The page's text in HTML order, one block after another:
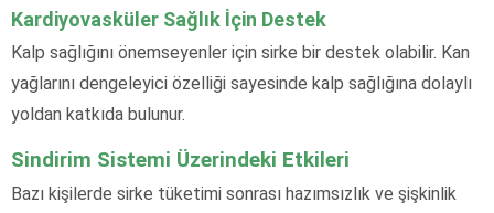
Kardiyovasküler Sağlık İçin Destek
Kalp sağlığını önemseyenler için sirke bir destek olabilir. Kan
yağlarını dengeleyici özelliği sayesinde kalp sağlığına dolaylı
yoldan katkıda bulunur.
Sindirim Sistemi Üzerindeki Etkileri
Bazı kişilerde sirke tüketimi sonrası hazımsızlık ve şişkinlik